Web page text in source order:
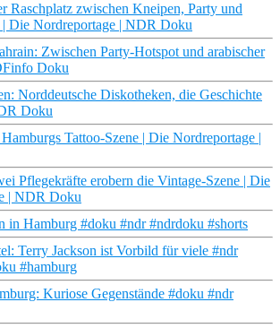
Raschplatz zwischen Kneipen, Party und
| Die Nordreportage | NDR Doku
Zwischen Party-Hotspot und arabischer
Doku
Norddeutsche Diskotheken, die Geschichte
Doku
Tattoo-Szene | Die Nordreportage |
Pflegekräfte erobern die Vintage-Szene | Die
| NDR Doku
in Hamburg #doku #ndr #ndrdoku #shorts
Terry Jackson ist Vorbild für viele #ndr
#hamburg
Kuriose Gegenstände #doku #ndr